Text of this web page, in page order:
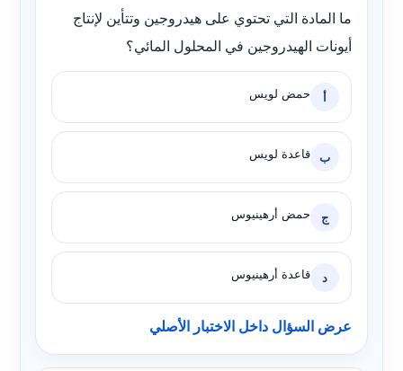
ما المادة التي تحتوي على هيدروجين وتتأين لإنتاج
أيونات الهيدروجين في المحلول المائي؟
أ حمض لويس
ب قاعدة لويس
ج حمض أرهينيوس
د قاعدة أرهينيوس
عرض السؤال داخل الاختبار الأصلي